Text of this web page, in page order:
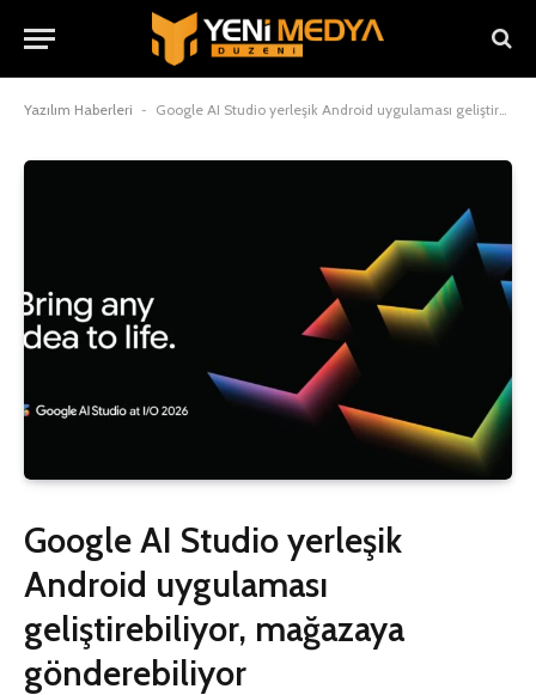
Yazılım Haberleri - Google AI Studio yerleşik Android uygulaması geliştirebiliyor, mağazaya gönderebiliyor
Google AI Studio yerleşik
Android uygulaması
geliştirebiliyor, mağazaya
gönderebiliyor